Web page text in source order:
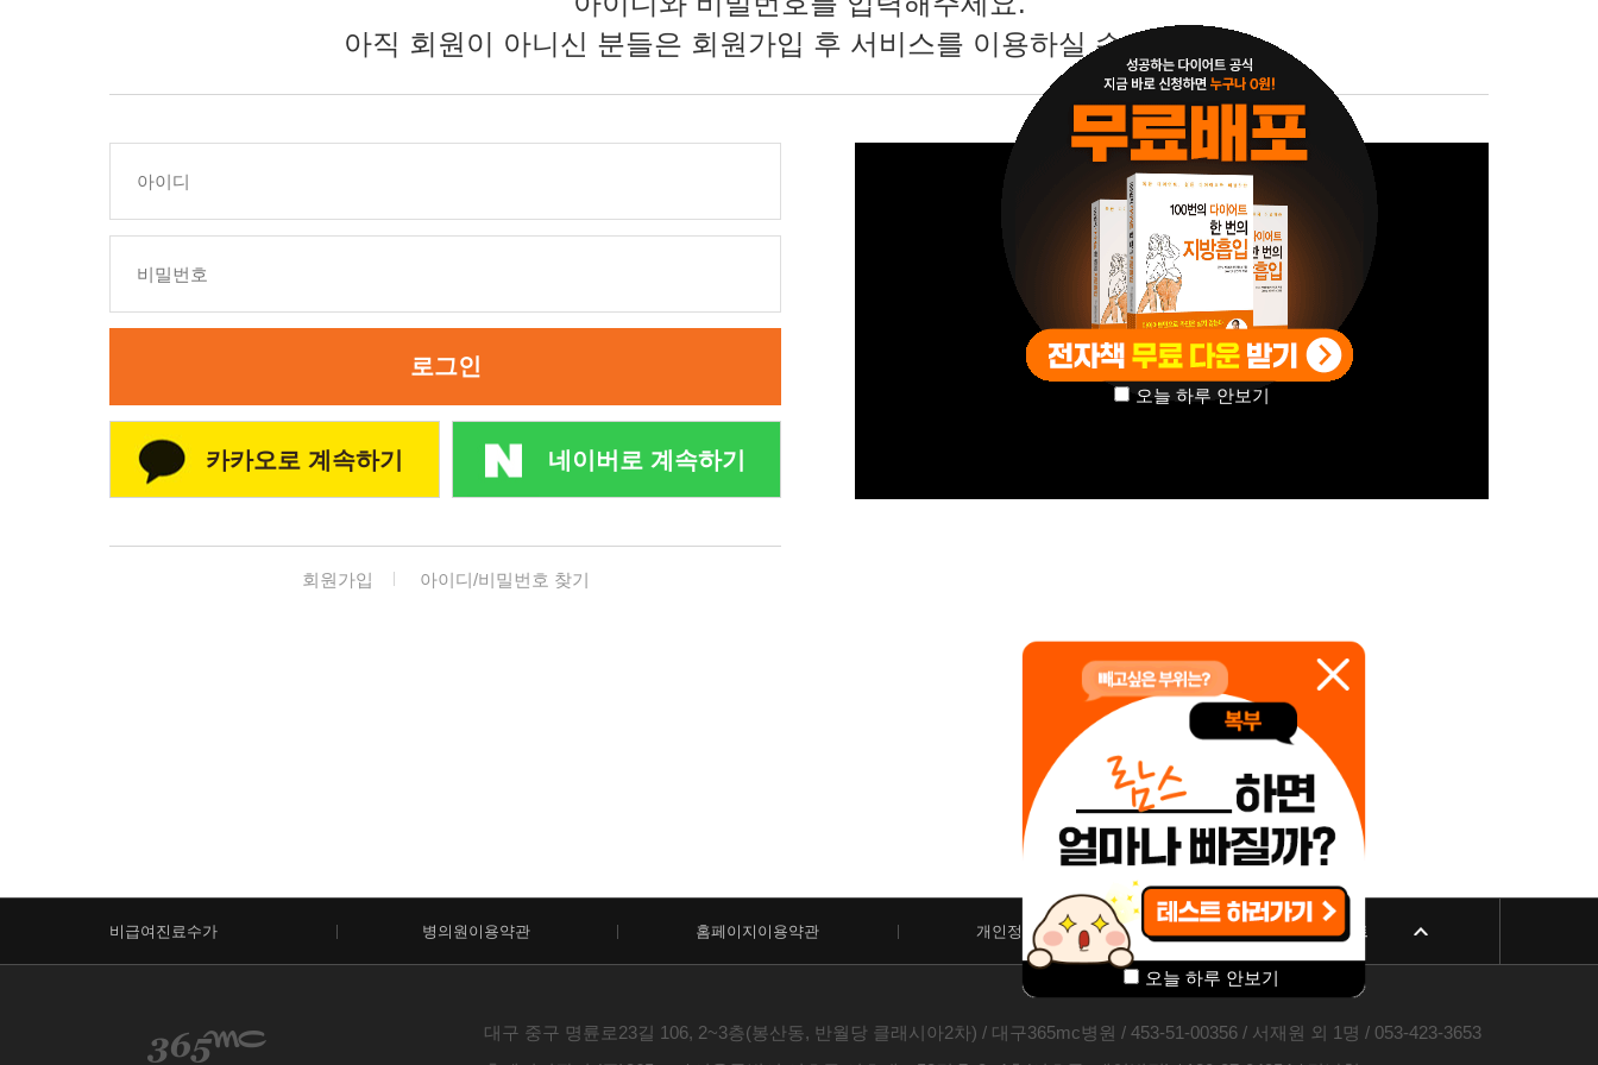
아직 회원이 아니신 분들은 회원가입 후 서비스를 이용하실 수 있습니다.
로그인
카카오로 계속하기 네이버로 계속하기
회원가입 아이디/비밀번호 찾기
오늘 하루 안보기
오늘 하루 안보기
비급여진료수가 병의원이용약관 홈페이지이용약관 개인정보처리방침 패밀리 사이트
대구 중구 명륜로23길 106, 2~3층(봉산동, 반월당 클래시아2차) / 대구365mc병원 / 453-51-00356 / 서재원 외 1명 / 053-423-3653